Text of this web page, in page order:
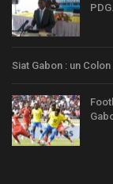
PDG…
Siat Gabon : un